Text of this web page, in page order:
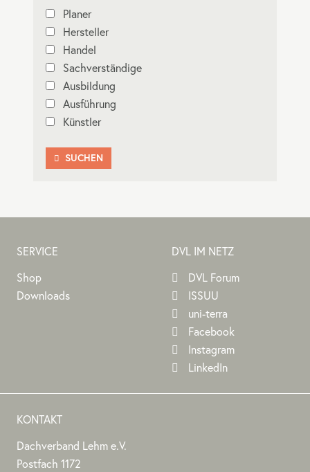
Planer
Hersteller
Handel
Sachverständige
Ausbildung
Ausführung
Künstler
 SUCHEN
SERVICE
Shop
Downloads
DVL IM NETZ
DVL Forum
ISSUU
uni-terra
Facebook
Instagram
LinkedIn
KONTAKT
Dachverband Lehm e.V.
Stephan
Stephan
Dachverband
Postfach 1172
DACHVERBAND